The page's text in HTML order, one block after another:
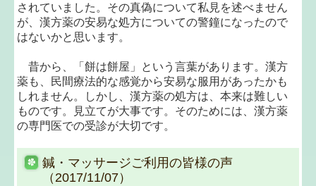
されていました。その真偽について私見を述べません
が、漢方薬の安易な処方についての警鐘になったので
はないかと思います。
昔から、「餅は餅屋」という言葉があります。漢方
薬も、民間療法的な感覚から安易な服用があったかも
しれません。しかし、漢方薬の処方は、本来は難しい
ものです。見立てが大事です。そのためには、漢方薬
の専門医での受診が大切です。
鍼・マッサージご利用の皆様の声
（2017/11/07）